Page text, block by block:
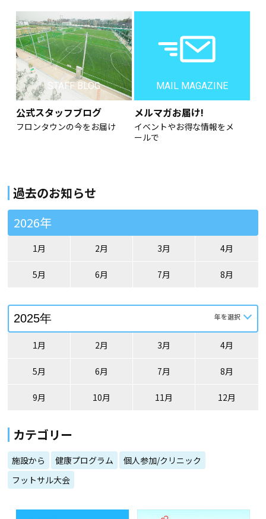
STAFF BLOG
公式スタッフブログ
フロンタウンの今をお届け
MAIL MAGAZINE
メルマガお届け!
イベントやお得な情報をメ
ールで
過去のお知らせ
2026年
1月 2月 3月 4月
5月 6月 7月 8月
1月 2月 3月 4月
5月 6月 7月 8月
9月 10月 11月 12月
カテゴリー
施設から 健康プログラム
個人参加/クリニック
フットサル大会